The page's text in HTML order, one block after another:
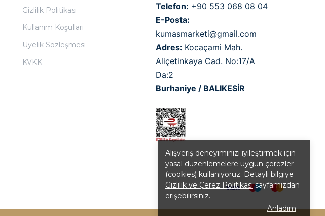
Alışveriş deneyiminizi iyileştirmek için
yasal düzenlemelere uygun çerezler
(cookies) kullanıyoruz. Detaylı bilgiye
Gizlilik ve Çerez Politikasısayfamızdan
erişebilirsiniz.
Anladım
Gizlilik Politikası
Kullanım Koşulları
Üyelik Sözleşmesi
KVKK
Telefon: +90 553 068 08 04
E-Posta:
kumasmarketi@gmail.com
Adres: Kocaçami Mah.
Aliçetinkaya Cad. No:17/A
Da:2
Burhaniye / BALIKESİR